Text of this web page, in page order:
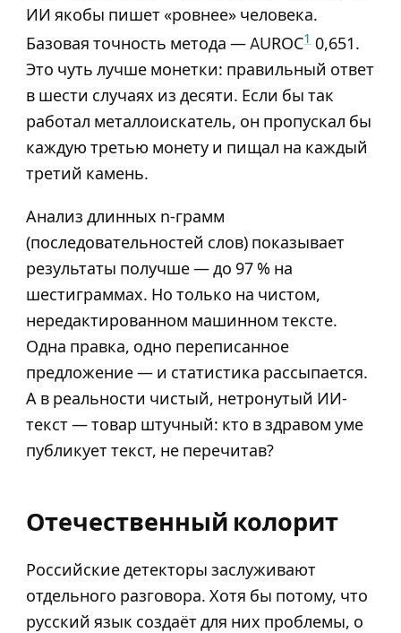
ИИ якобы пишет «ровнее» человека.
Базовая точность метода — AUROC10,651.
Это чуть лучше монетки: правильный ответ
в шести случаях из десяти. Если бы так
работал металлоискатель, он пропускал бы
каждую третью монету и пищал на каждый
третий камень.
Анализ длинных n-грамм
(последовательностей слов) показывает
результаты получше — до 97 % на
шестиграммах. Но только на чистом,
нередактированном машинном тексте.
Одна правка, одно переписанное
предложение — и статистика рассыпается.
А в реальности чистый, нетронутый ИИ-
текст — товар штучный: кто в здравом уме
публикует текст, не перечитав?
Отечественный колорит
Российские детекторы заслуживают
отдельного разговора. Хотя бы потому, что
русский язык создаёт для них проблемы, о